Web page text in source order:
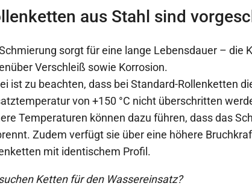
aus Stahl sind
sorgt für eine lange Lebensdauer – die
Verschleiß sowie Korrosion.
ist zu beachten, dass bei Standard-Rollenketten
von +150 °C nicht überschritten
Temperaturen können dazu führen, dass das
Zudem verfügt sie über eine höhere
mit identischem Profil.
Ketten für den Wassereinsatz?